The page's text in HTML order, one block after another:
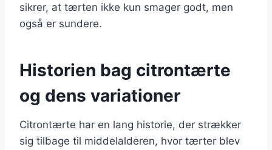
sikrer, at tærten ikke kun smager godt, men
også er sundere.
Historien bag citrontærte
og dens variationer
Citrontærte har en lang historie, der strækker
sig tilbage til middelalderen, hvor tærter blev